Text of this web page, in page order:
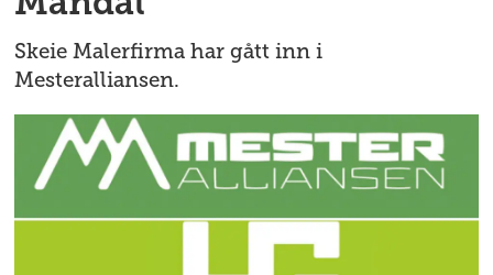
Skeie Malerfirma har gått inn i
Mesteralliansen.